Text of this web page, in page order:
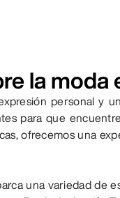
la moda
personal y
para que
ofrecemos una
una variedad de